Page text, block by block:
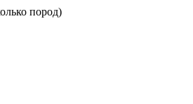
пород)